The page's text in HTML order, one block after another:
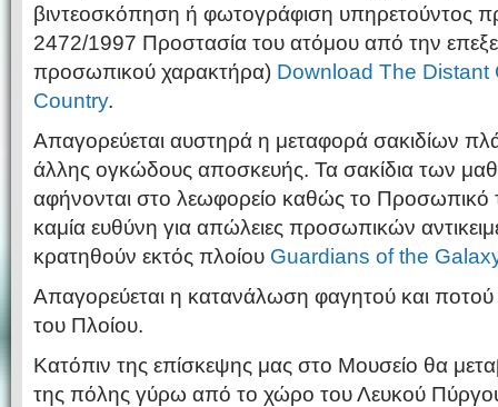
βιντεοσκόπηση ή φωτογράφιση υπηρετούντος
2472/1997 Προστασία του ατόμου από την
προσωπικού χαρακτήρα) Download The
Country.
Απαγορεύεται αυστηρά η μεταφορά σακιδίων
άλλης ογκώδους αποσκευής. Τα σακίδια των
αφήνονται στο λεωφορείο καθώς το Προσωπικό
καμία ευθύνη για απώλειες προσωπικών
κρατηθούν εκτός πλοίου Guardians of the
Απαγορεύεται η κατανάλωση φαγητού και
του Πλοίου.
Κατόπιν της επίσκεψης μας στο Μουσείο θα
της πόλης γύρω από το χώρο του Λευκού